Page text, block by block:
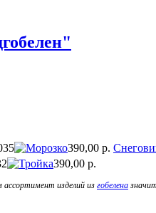
390,00 р.
390,00 р.
ассортимент изделий из гобелена